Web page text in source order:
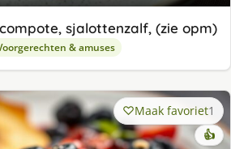
sjalottenzalf, (zie opm)
& amuses
Maak favoriet1
👍